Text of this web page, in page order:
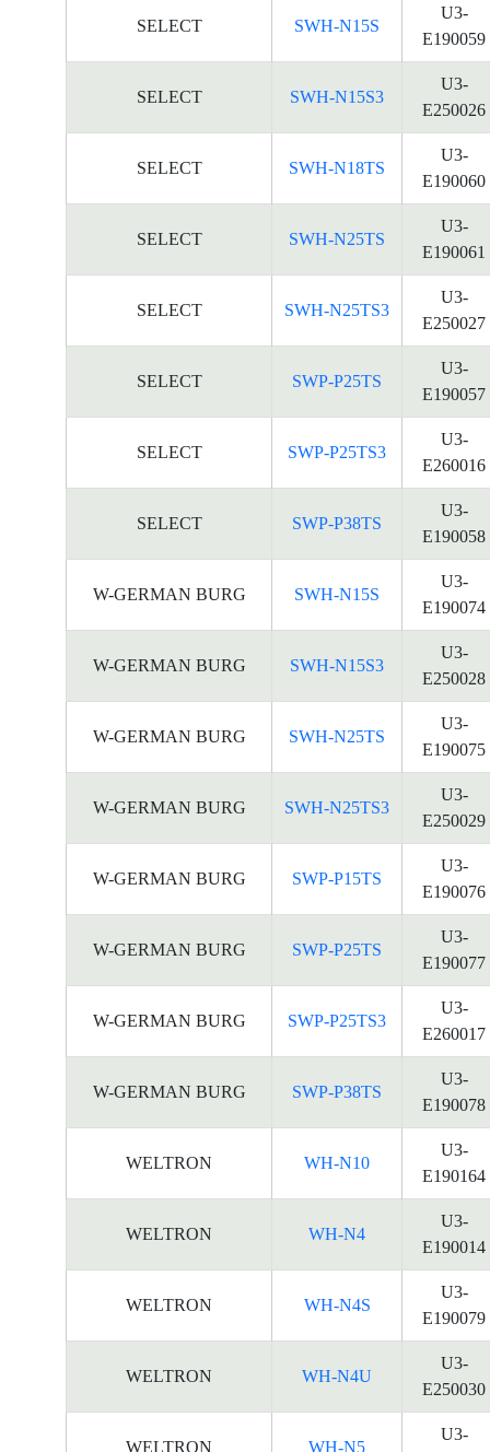
SELECT SWH-N15S
U3-
E190059
SELECT SWH-N15S3
U3-
E250026
SELECT SWH-N18TS
U3-
E190060
SELECT SWH-N25TS
U3-
E190061
SELECT SWH-N25TS3
U3-
E250027
SELECT SWP-P25TS
U3-
E190057
SELECT SWP-P25TS3
U3-
E260016
SELECT SWP-P38TS
U3-
E190058
W-GERMAN BURG SWH-N15S
U3-
E190074
W-GERMAN BURG SWH-N15S3
U3-
E250028
W-GERMAN BURG SWH-N25TS
U3-
E190075
W-GERMAN BURG SWH-N25TS3
U3-
E250029
W-GERMAN BURG SWP-P15TS
U3-
E190076
W-GERMAN BURG SWP-P25TS
U3-
E190077
W-GERMAN BURG SWP-P25TS3
U3-
E260017
W-GERMAN BURG SWP-P38TS
U3-
E190078
WELTRON WH-N10
U3-
E190164
WELTRON WH-N4
U3-
E190014
WELTRON WH-N4S
U3-
E190079
WELTRON WH-N4U
U3-
E250030
WELTRON WH-N5
U3-